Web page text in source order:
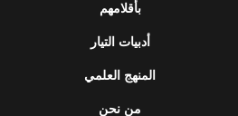
بأقلامهم
أدبيات التيار
المنهج العلمي
من نحن